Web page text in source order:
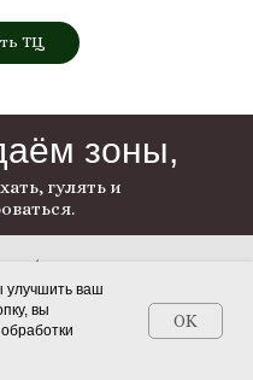
улучшить ваш
вы
OK
ТЦ
гулять и
зоны,
более 2000
России